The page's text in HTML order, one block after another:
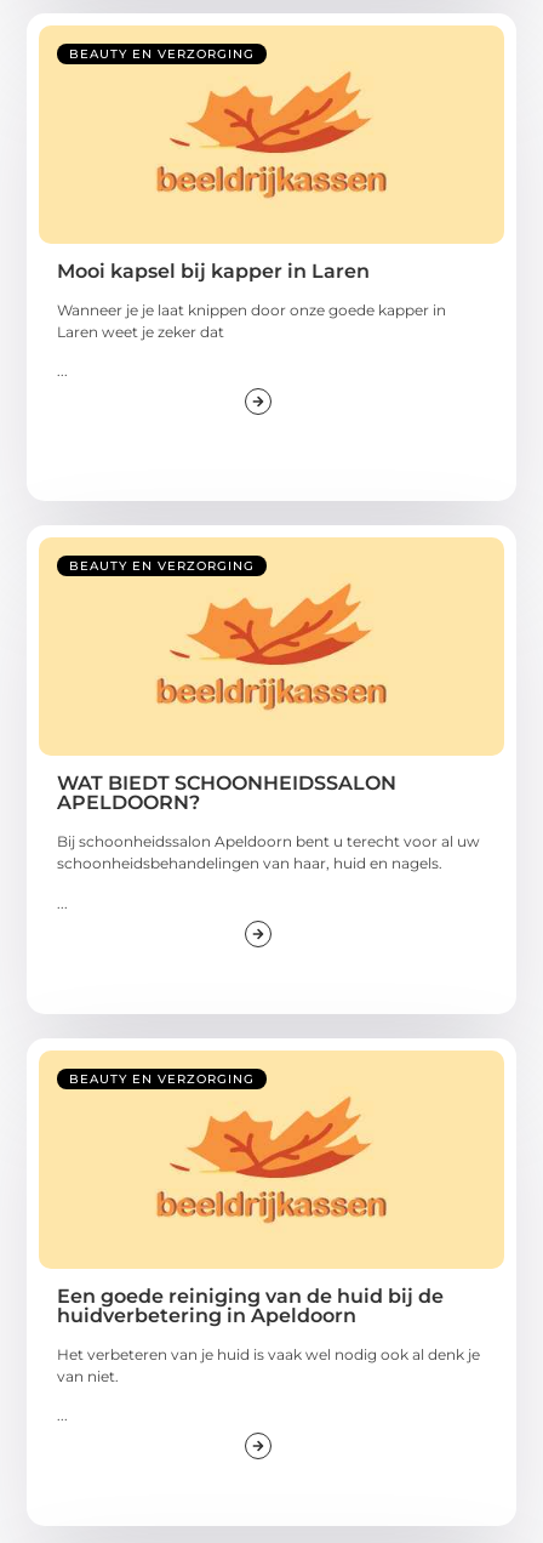
BEAUTY EN VERZORGING
Mooi kapsel bij kapper in Laren
Wanneer je je laat knippen door onze goede kapper in
Laren weet je zeker dat
...
BEAUTY EN VERZORGING
WAT BIEDT SCHOONHEIDSSALON
APELDOORN?
Bij schoonheidssalon Apeldoorn bent u terecht voor al uw
schoonheidsbehandelingen van haar, huid en nagels.
BEAUTY EN VERZORGING
Een goede reiniging van de huid bij de
huidverbetering in Apeldoorn
Het verbeteren van je huid is vaak wel nodig ook al denk je
van niet.
...